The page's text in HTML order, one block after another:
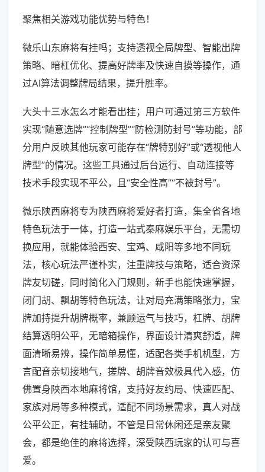
聚焦相关游戏功能优势与特色！
微乐山东麻将有挂吗；支持透视全局牌型、智能出牌
策略、暗杠优化、提高好牌率及快速自摸等操作，通
过AI算法调整牌局结果，提升胜率。
大头十三水怎么才能看出挂；用户可通过第三方软件
实现“随意选牌”“控制牌型”“防检测防封号”等功能，部
分用户反映其他玩家可能存在“牌特别好”或“透视他人
牌型”的情况。这些工具通过后台运行、自动连接等
技术手段实现不平公，且“安全性高”“不被封号”。
微乐陕西麻将专为陕西麻将爱好者打造，集全省各地
特色玩法于一体，打造一站式秦麻娱乐平台，无需切
换应用，就能体验西安、宝鸡、咸阳等多地不同玩
法，核心玩法严谨朴实，注重牌技与策略，适合资深
牌友切磋，同时简化入门规则，新手也能快速掌握，
闭门胡、飘胡等特色玩法，让对局充满策略张力，宝
牌加持提升胡牌概率，兼顾运气与技巧，杠牌、胡牌
结算透明公平，无暗箱操作，界面设计清爽舒适，牌
面清晰易辨，操作简单易懂，适配各类手机机型，方
言配音亲切接地气，搓牌、胡牌音效极具代入感，仿
佛置身陕西本地麻将馆，支持好友约局、快速匹配、
家族对局等多种模式，适配不同场景需求，真人对战
公平公正，有挂辅助，不管是日常休闲还是亲友聚
会，都是绝佳的麻将选择，深受陕西玩家的认可与喜
爱。